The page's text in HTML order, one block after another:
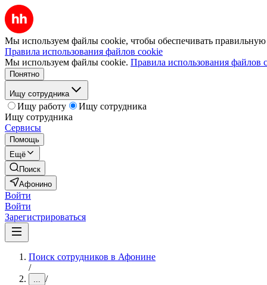
Мы используем файлы cookie, чтобы обеспечивать правильную
Правила использования файлов cookie
Мы используем файлы cookie. Правила использования файлов
Понятно
Ищу сотрудника
Ищу работу
Ищу сотрудника
Ищу сотрудника
Сервисы
Помощь
Ещё
Поиск
Афонино
Войти
Войти
Зарегистрироваться
Поиск сотрудников в Афонине
/
... /